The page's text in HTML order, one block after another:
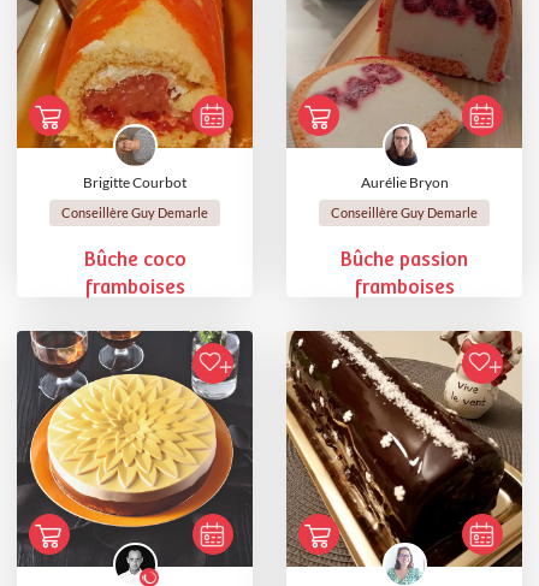
Brigitte Courbot
Conseillère Guy Demarle
Bûche coco
framboises
Aurélie Bryon
Conseillère Guy Demarle
Bûche passion
framboises